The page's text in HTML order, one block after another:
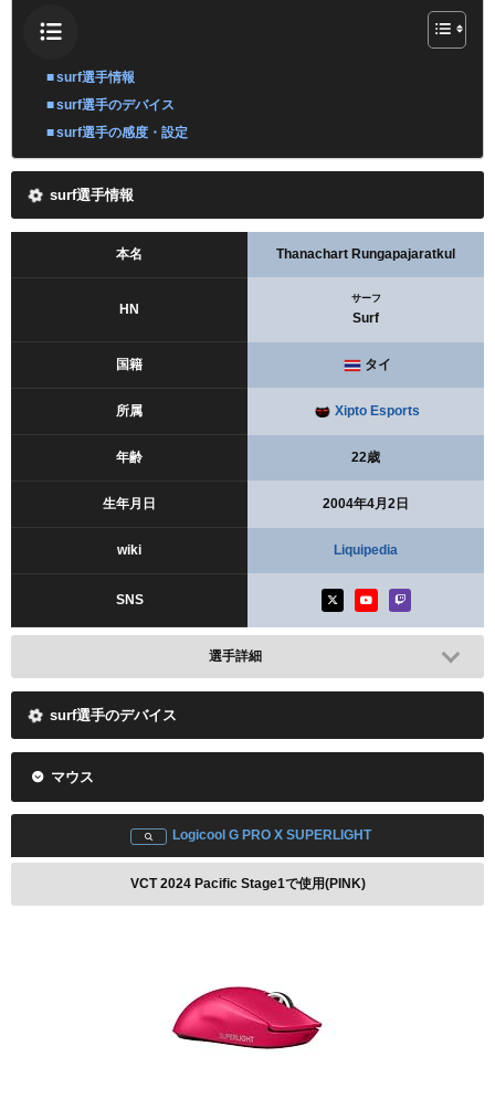
surf選手情報
surf選手のデバイス
surf選手の感度・設定
surf選手情報
本名 Thanachart Rungapajaratkul
HN
サーフ
Surf
国籍 タイ
所属 Xipto Esports
年齢 22歳
生年月日 2004年4月2日
wiki Liquipedia
SNS
選手詳細
surf選手のデバイス
マウス
Logicool G PRO X SUPERLIGHT
VCT 2024 Pacific Stage1で使用(PINK)